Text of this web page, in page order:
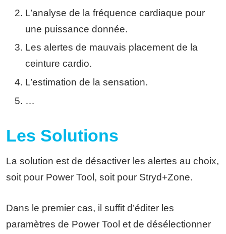
L’analyse de la fréquence cardiaque pour
une puissance donnée.
Les alertes de mauvais placement de la
ceinture cardio.
L’estimation de la sensation.
…
Les Solutions
La solution est de désactiver les alertes au choix,
soit pour Power Tool, soit pour Stryd+Zone.
Dans le premier cas, il suffit d’éditer les
paramètres de Power Tool et de désélectionner